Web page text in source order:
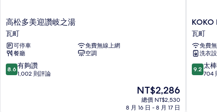
相
片
高
松
多
美
迎
讚
岐
高松多美迎讚岐之湯
瓦町
可停車
免費無線上網
餐廳
空調
8.6
分，
8.6 有夠讚
1,002 則評論
現
在
價
NT$2,286
總價 NT$2,530
8 月 16 日 - 8 月 17 日
KOKO
HOTEL
高
松
瓦
町
KOKO
瓦町
免費
洗衣
9.2
分，
9.2 太
704